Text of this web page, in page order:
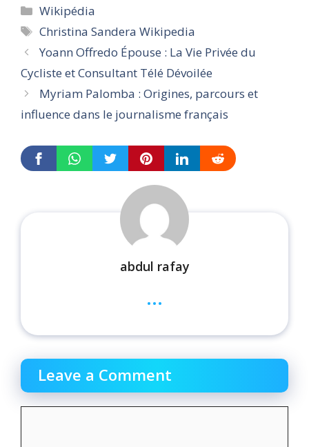
Categories
Wikipédia
Tags
Christina Sandera Wikipedia
Yoann Offredo Épouse : La Vie Privée du
Cycliste et Consultant Télé Dévoilée
Myriam Palomba : Origines, parcours et
influence dans le journalisme français
abdul rafay
...
Leave a Comment